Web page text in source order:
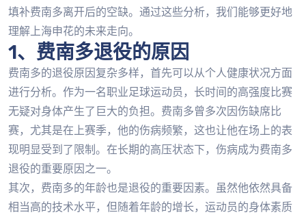
填补费南多离开后的空缺。通过这些分析，我们能够更好地
理解上海申花的未来走向。
1、费南多退役的原因
费南多的退役原因复杂多样，首先可以从个人健康状况方面
进行分析。作为一名职业足球运动员，长时间的高强度比赛
无疑对身体产生了巨大的负担。费南多曾多次因伤缺席比
赛，尤其是在上赛季，他的伤病频繁，这也让他在场上的表
现明显受到了限制。在长期的高压状态下，伤病成为费南多
退役的重要原因之一。
其次，费南多的年龄也是退役的重要因素。虽然他依然具备
相当高的技术水平，但随着年龄的增长，运动员的身体素质